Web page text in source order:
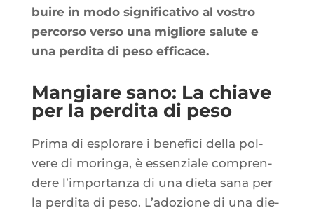
buire in modo signi­fi­ca­ti­vo al vos­tro
per­cor­so ver­so una migliore salute e
una per­di­ta di peso efficace.
Mangiare sano: La chiave
per la perdita di peso
Pri­ma di esplo­rare i bene­fi­ci del­la pol­
vere di morin­ga, è essen­ziale com­pren­
dere l’im­por­tan­za di una die­ta sana per
la per­di­ta di peso. L’a­do­zione di una die­